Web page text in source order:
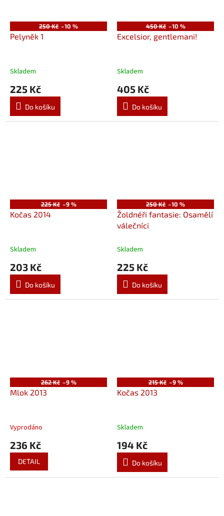
250 Kč –10 %
Pelyněk 1
Skladem
225 Kč
Do košíku
450 Kč –10 %
Excelsior, gentlemani!
Skladem
405 Kč
Do košíku
225 Kč –9 %
Kočas 2014
Skladem
203 Kč
Do košíku
250 Kč –10 %
Žoldnéři fantasie: Osamělí
válečníci
Skladem
225 Kč
Do košíku
262 Kč –9 %
Mlok 2013
Vyprodáno
236 Kč
DETAIL
215 Kč –9 %
Kočas 2013
Skladem
194 Kč
Do košíku